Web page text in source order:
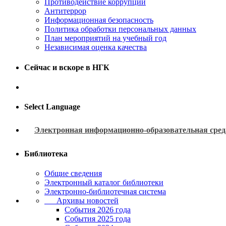
Противодействие коррупции
Антитеррор
Информационная безопасность
Политика обработки персональных данных
План мероприятий на учебный год
Независимая оценка качества
Сейчас и вскоре в НГК
Select Language
Электронная информационно-образовательная
Библиотека
Общие сведения
Электронный каталог библиотеки
Электронно-библиотечная система
Архивы новостей
Cобытия 2026 года
События 2025 года